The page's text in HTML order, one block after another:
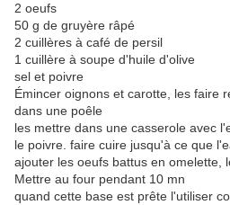
2 oeufs
50 g de gruyère râpé
2 cuillères à café de persil
1 cuillère à soupe d'huile d'olive
sel et poivre
Émincer oignons et carotte, les faire
dans une poêle
les mettre dans une casserole avec
le poivre. faire cuire jusqu'à ce que
ajouter les oeufs battus en omelette,
Mettre au four pendant 10 mn
quand cette base est prête l'utiliser